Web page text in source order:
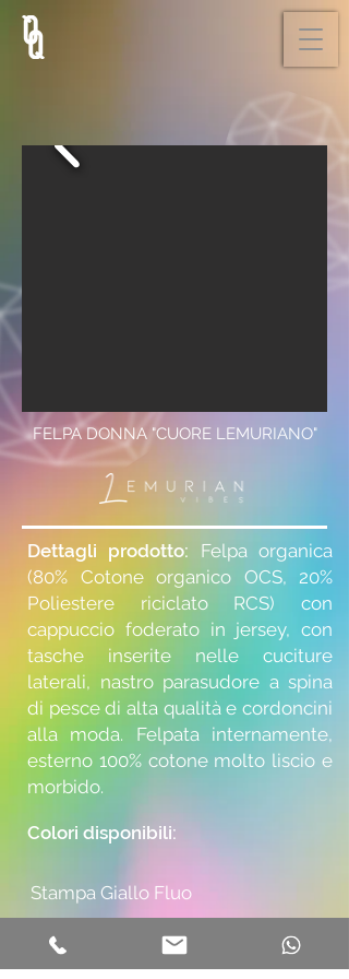
FELPA DONNA "CUORE LEMURIANO"
Dettagli prodotto: Felpa organica
(80% Cotone organico OCS, 20%
Poliestere riciclato RCS) con
cappuccio foderato in jersey, con
tasche inserite nelle cuciture
laterali, nastro parasudore a spina
di pesce di alta qualità e cordoncini
alla moda. Felpata internamente,
esterno 100% cotone molto liscio e
morbido.
Colori disponibili:
Stampa Giallo Fluo
Tabella misure: